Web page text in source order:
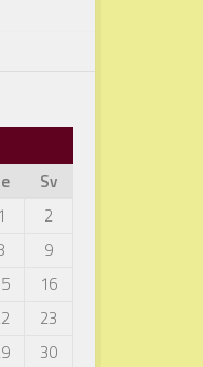
Sv
1
2
9
16
23
30